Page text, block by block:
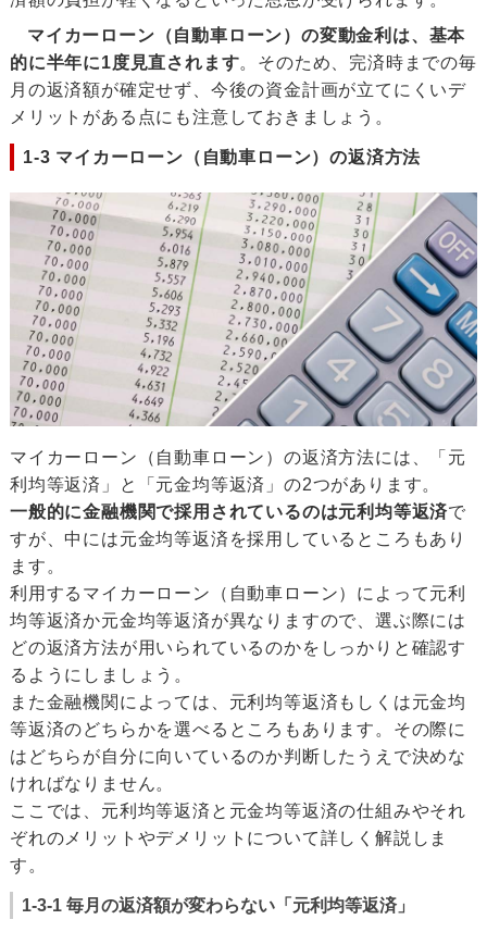
マイカーローン（自動車ローン）の変動金利は、基本
的に半年に1度見直されます。そのため、完済時までの毎
月の返済額が確定せず、今後の資金計画が立てにくいデ
メリットがある点にも注意しておきましょう。
1-3 マイカーローン（自動車ローン）の返済方法
マイカーローン（自動車ローン）の返済方法には、「元
利均等返済」と「元金均等返済」の2つがあります。
一般的に金融機関で採用されているのは元利均等返済で
すが、中には元金均等返済を採用しているところもあり
ます。
利用するマイカーローン（自動車ローン）によって元利
均等返済か元金均等返済が異なりますので、選ぶ際には
どの返済方法が用いられているのかをしっかりと確認す
るようにしましょう。
また金融機関によっては、元利均等返済もしくは元金均
等返済のどちらかを選べるところもあります。その際に
はどちらが自分に向いているのか判断したうえで決めな
ければなりません。
ここでは、元利均等返済と元金均等返済の仕組みやそれ
ぞれのメリットやデメリットについて詳しく解説しま
す。
1-3-1 毎月の返済額が変わらない「元利均等返済」